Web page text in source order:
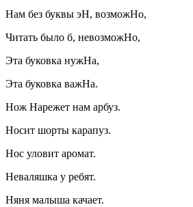
Нам без буквы эН, возможНо,
Читать было б, невозможНо,
Эта буковка нужНа,
Эта буковка важНа.
Нож Нарежет нам арбуз.
Носит шорты карапуз.
Нос уловит аромат.
Неваляшка у ребят.
Няня малыша качает.